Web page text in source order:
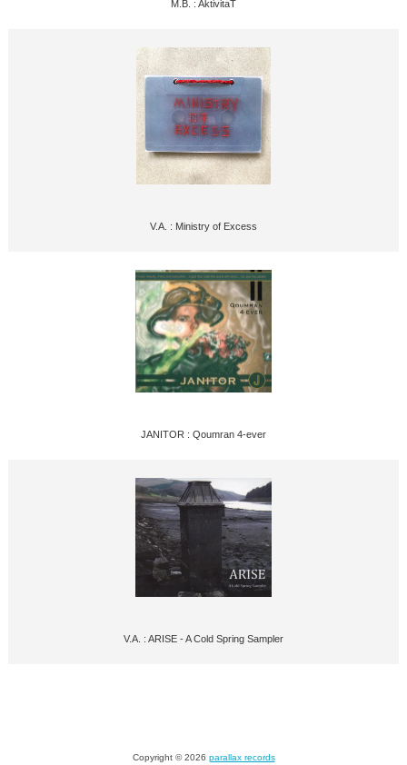
M.B. : AktivitaT
V.A. : Ministry of Excess
JANITOR : Qoumran 4-ever
V.A. : ARISE - A Cold Spring Sampler
Copyright © 2026 parallax records